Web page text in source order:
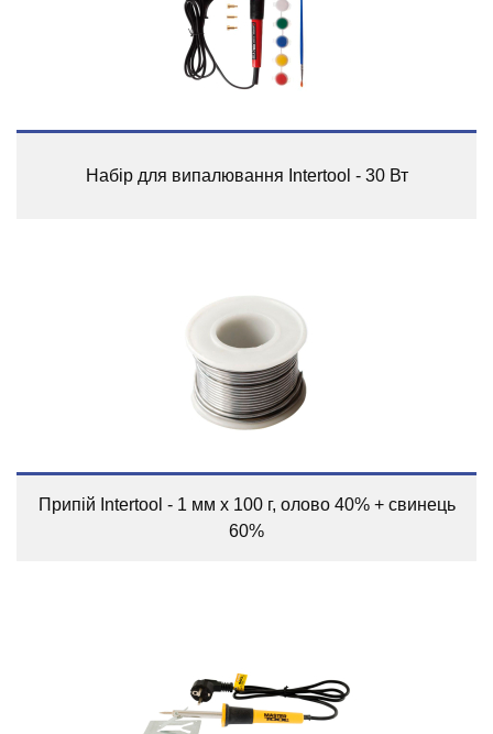
Набір для випалювання Intertool - 30 Вт
Припій Intertool - 1 мм х 100 г, олово 40% + свинець
60%